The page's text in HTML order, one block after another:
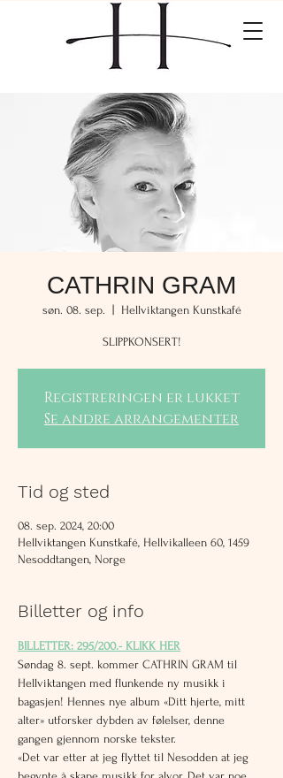
CATHRIN GRAM
søn. 08. sep. Hellviktangen Kunstkafé
SLIPPKONSERT!
Registreringen er lukket
Se andre arrangementer
Tid og sted
08. sep. 2024, 20:00
Hellviktangen Kunstkafé, Hellvikalleen 60, 1459
Nesoddtangen, Norge
Billetter og info
BILLETTER: 295/200.- KLIKK HER
Søndag 8. sept. kommer CATHRIN GRAM til
Hellviktangen med flunkende ny musikk i
bagasjen! Hennes nye album «Ditt hjerte, mitt
alter» utforsker dybden av følelser, denne
gangen gjennom norske tekster.
«Det var etter at jeg flyttet til Nesodden at jeg